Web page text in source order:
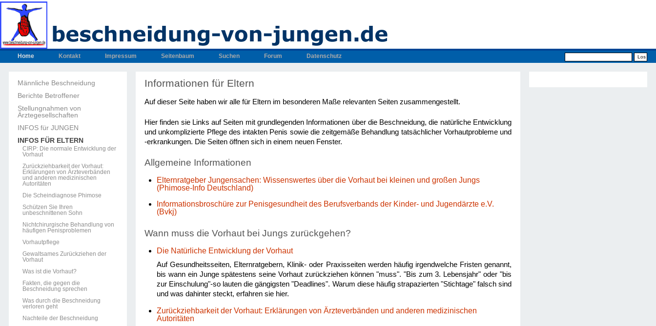
Home Kontakt Impressum Seitenbaum Suchen Forum Datenschutz
Männliche Beschneidung
Berichte Betroffener
Stellungnahmen von
Ärztegesellschaften
INFOS für JUNGEN
INFOS FÜR ELTERN
CIRP: Die normale Entwicklung der
Vorhaut
Zurückziehbarkeit der Vorhaut:
Erklärungen von Ärzteverbänden
und anderen medizinischen
Autoritäten
Die Scheindiagnose Phimose
Schützen Sie Ihren
unbeschnittenen Sohn
Nichtchirurgische Behandlung von
häufigen Penisproblemen
Vorhautpflege
Gewaltsames Zurückziehen der
Vorhaut
Was ist die Vorhaut?
Fakten, die gegen die
Beschneidung sprechen
Was durch die Beschneidung
verloren geht
Nachteile der Beschneidung
Informationen für Eltern
Auf dieser Seite haben wir alle für Eltern im besonderen Maße relevanten Seiten zusammengestellt.
Hier finden sie Links auf Seiten mit grundlegenden Informationen über die Beschneidung, die natürliche Entwicklung
und unkomplizierte Pflege des intakten Penis sowie die zeitgemäße Behandlung tatsächlicher Vorhautprobleme und
-erkrankungen. Die Seiten öffnen sich in einem neuen Fenster.
Allgemeine Informationen
Elternratgeber Jungensachen: Wissenswertes über die Vorhaut bei kleinen und großen Jungs
(Phimose-Info Deutschland)
Informationsbroschüre zur Penisgesundheit des Berufsverbands der Kinder- und Jugendärzte e.V.
(Bvkj)
Wann muss die Vorhaut bei Jungs zurückgehen?
Die Natürliche Entwicklung der Vorhaut
Auf Gesundheitsseiten, Elternratgebern, Klinik- oder Praxisseiten werden häufig irgendwelche Fristen genannt,
bis wann ein Junge spätestens seine Vorhaut zurückziehen können "muss". "Bis zum 3. Lebensjahr" oder "bis
zur Einschulung"-so lauten die gängigsten "Deadlines". Warum diese häufig strapazierten "Stichtage" falsch sind
und was dahinter steckt, erfahren sie hier.
Zurückziehbarkeit der Vorhaut: Erklärungen von Ärzteverbänden und anderen medizinischen
Autoritäten